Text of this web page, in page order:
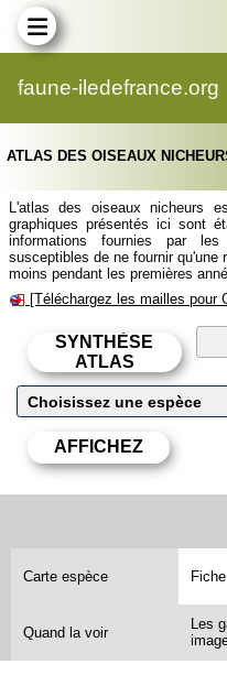
faune-iledefrance.org
ATLAS DES OISEAUX
L'atlas des oiseaux nicheurs
graphiques présentés ici sont
informations fournies par
susceptibles de ne fournir qu'une
moins pendant les premières
[Téléchargez les mailles pour
Carte espèce
Quand la voir
Les